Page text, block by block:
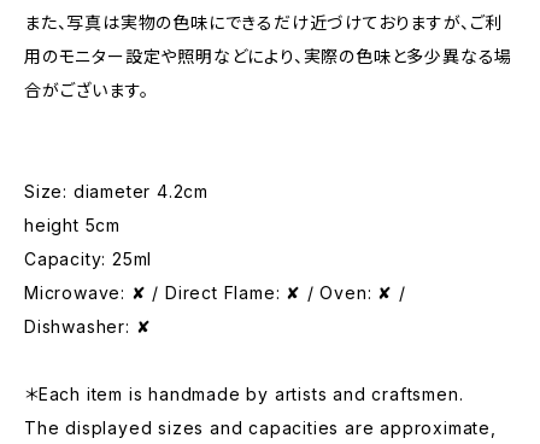
また、写真は実物の色味にできるだけ近づけておりますが、ご利
用のモニター設定や照明などにより、実際の色味と多少異なる場
合がございます。
Size: diameter 4.2cm
height 5cm
Capacity: 25ml
Microwave: ✘ / Direct Flame: ✘ / Oven: ✘ /
Dishwasher: ✘
＊Each item is handmade by artists and craftsmen.
The displayed sizes and capacities are approximate,